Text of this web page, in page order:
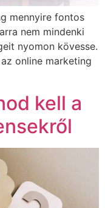
mennyire fontos
nem mindenki
nyomon kövesse.
online marketing
kell a